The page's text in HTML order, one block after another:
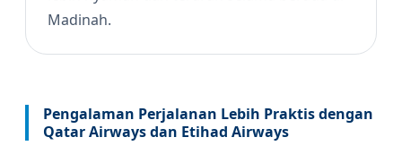
Madinah.
Pengalaman Perjalanan Lebih Praktis dengan
Qatar Airways dan Etihad Airways